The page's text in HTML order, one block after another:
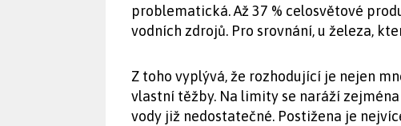
problematická. Až 37 % celosvětové
vodních zdrojů. Pro srovnání, u železa,
Z toho vyplývá, že rozhodující je nejen
vlastní těžby. Na limity se naráží
vody již nedostatečné. Postižena je